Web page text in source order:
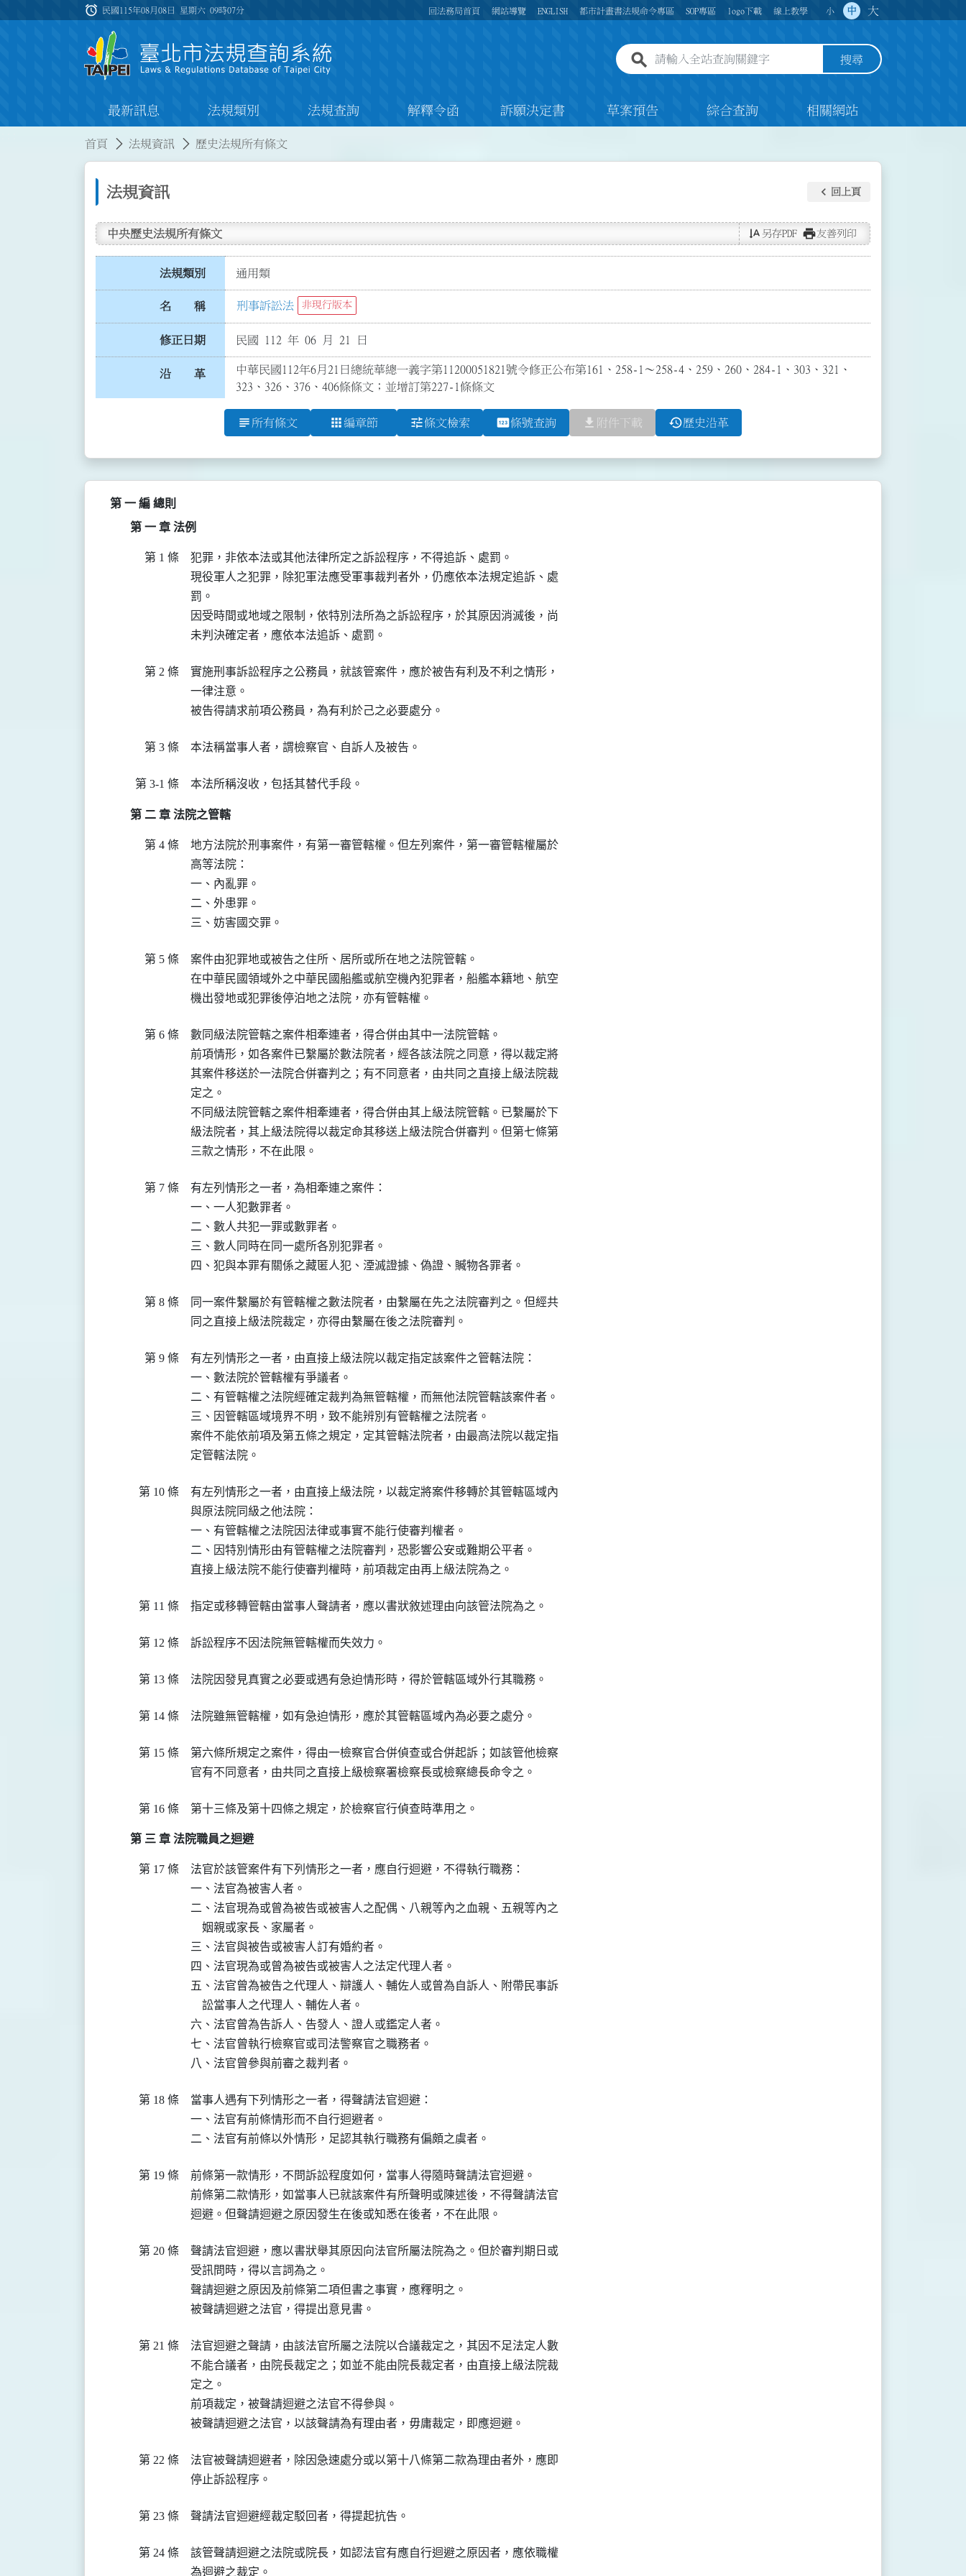
:::
alarm 民國115年08月08日 星期六09時07分 回法務局首頁 網站導覽 ENGLISH 都市計畫書法規命令專區 SOP專區 logo下載 線上教學 小 中 大
全站查詢關鍵字欄位 搜尋
最新訊息 法規類別 法規查詢 解釋令函 訴願決定書 草案預告 綜合查詢 相關網站
首頁 法規資訊 歷史法規所有條文
法規資訊 keyboard_arrow_left 回上頁
中央歷史法規所有條文 text_rotate_vertical 另存PDF print友善列印
法規類別 通用類
名 稱 刑事訴訟法 非現行版本
修正日期 民國 112 年 06 月 21 日
沿 革
中華民國112年6月21日總統華總一義字第11200051821號令修正公布第161、258-1～258-4、259、260、284-1、303、321、
323、326、376、406條條文；並增訂第227-1條條文
subject 所有條文 apps 編章節 tune條文檢索 pin條號查詢 file_download 附件下載 history歷史沿革
第 一 編 總則
第 一 章 法例
第 1 條
犯罪，非依本法或其他法律所定之訴訟程序，不得追訴、處罰。
現役軍人之犯罪，除犯軍法應受軍事裁判者外，仍應依本法規定追訴、處
罰。
因受時間或地域之限制，依特別法所為之訴訟程序，於其原因消滅後，尚
未判決確定者，應依本法追訴、處罰。
第 2 條
實施刑事訴訟程序之公務員，就該管案件，應於被告有利及不利之情形，
一律注意。
被告得請求前項公務員，為有利於己之必要處分。
第 3 條 本法稱當事人者，謂檢察官、自訴人及被告。
第 3-1 條 本法所稱沒收，包括其替代手段。
第 二 章 法院之管轄
第 4 條
地方法院於刑事案件，有第一審管轄權。但左列案件，第一審管轄權屬於
高等法院：
一、內亂罪。
二、外患罪。
三、妨害國交罪。
第 5 條
案件由犯罪地或被告之住所、居所或所在地之法院管轄。
在中華民國領域外之中華民國船艦或航空機內犯罪者，船艦本籍地、航空
機出發地或犯罪後停泊地之法院，亦有管轄權。
第 6 條
數同級法院管轄之案件相牽連者，得合併由其中一法院管轄。
前項情形，如各案件已繫屬於數法院者，經各該法院之同意，得以裁定將
其案件移送於一法院合併審判之；有不同意者，由共同之直接上級法院裁
定之。
不同級法院管轄之案件相牽連者，得合併由其上級法院管轄。已繫屬於下
級法院者，其上級法院得以裁定命其移送上級法院合併審判。但第七條第
三款之情形，不在此限。
第 7 條
有左列情形之一者，為相牽連之案件：
一、一人犯數罪者。
二、數人共犯一罪或數罪者。
三、數人同時在同一處所各別犯罪者。
四、犯與本罪有關係之藏匿人犯、湮滅證據、偽證、贓物各罪者。
第 8 條
同一案件繫屬於有管轄權之數法院者，由繫屬在先之法院審判之。但經共
同之直接上級法院裁定，亦得由繫屬在後之法院審判。
第 9 條
有左列情形之一者，由直接上級法院以裁定指定該案件之管轄法院：
一、數法院於管轄權有爭議者。
二、有管轄權之法院經確定裁判為無管轄權，而無他法院管轄該案件者。
三、因管轄區域境界不明，致不能辨別有管轄權之法院者。
案件不能依前項及第五條之規定，定其管轄法院者，由最高法院以裁定指
定管轄法院。
第 10 條
有左列情形之一者，由直接上級法院，以裁定將案件移轉於其管轄區域內
與原法院同級之他法院：
一、有管轄權之法院因法律或事實不能行使審判權者。
二、因特別情形由有管轄權之法院審判，恐影響公安或難期公平者。
直接上級法院不能行使審判權時，前項裁定由再上級法院為之。
第 11 條 指定或移轉管轄由當事人聲請者，應以書狀敘述理由向該管法院為之。
第 12 條 訴訟程序不因法院無管轄權而失效力。
第 13 條 法院因發見真實之必要或遇有急迫情形時，得於管轄區域外行其職務。
第 14 條 法院雖無管轄權，如有急迫情形，應於其管轄區域內為必要之處分。
第 15 條
第六條所規定之案件，得由一檢察官合併偵查或合併起訴；如該管他檢察
官有不同意者，由共同之直接上級檢察署檢察長或檢察總長命令之。
第 16 條 第十三條及第十四條之規定，於檢察官行偵查時準用之。
第 三 章 法院職員之迴避
第 17 條
法官於該管案件有下列情形之一者，應自行迴避，不得執行職務：
一、法官為被害人者。
二、法官現為或曾為被告或被害人之配偶、八親等內之血親、五親等內之
    姻親或家長、家屬者。
三、法官與被告或被害人訂有婚約者。
四、法官現為或曾為被告或被害人之法定代理人者。
五、法官曾為被告之代理人、辯護人、輔佐人或曾為自訴人、附帶民事訴
    訟當事人之代理人、輔佐人者。
六、法官曾為告訴人、告發人、證人或鑑定人者。
七、法官曾執行檢察官或司法警察官之職務者。
八、法官曾參與前審之裁判者。
第 18 條
當事人遇有下列情形之一者，得聲請法官迴避：
一、法官有前條情形而不自行迴避者。
二、法官有前條以外情形，足認其執行職務有偏頗之虞者。
第 19 條
前條第一款情形，不問訴訟程度如何，當事人得隨時聲請法官迴避。
前條第二款情形，如當事人已就該案件有所聲明或陳述後，不得聲請法官
迴避。但聲請迴避之原因發生在後或知悉在後者，不在此限。
第 20 條
聲請法官迴避，應以書狀舉其原因向法官所屬法院為之。但於審判期日或
受訊問時，得以言詞為之。
聲請迴避之原因及前條第二項但書之事實，應釋明之。
被聲請迴避之法官，得提出意見書。
第 21 條
法官迴避之聲請，由該法官所屬之法院以合議裁定之，其因不足法定人數
不能合議者，由院長裁定之；如並不能由院長裁定者，由直接上級法院裁
定之。
前項裁定，被聲請迴避之法官不得參與。
被聲請迴避之法官，以該聲請為有理由者，毋庸裁定，即應迴避。
第 22 條
法官被聲請迴避者，除因急速處分或以第十八條第二款為理由者外，應即
停止訴訟程序。
第 23 條 聲請法官迴避經裁定駁回者，得提起抗告。
第 24 條
該管聲請迴避之法院或院長，如認法官有應自行迴避之原因者，應依職權
為迴避之裁定。